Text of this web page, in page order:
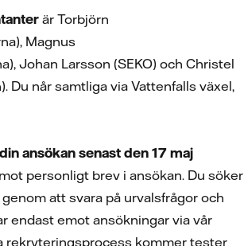
är Torbjörn
Magnus
Johan Larsson (SEKO) och Christel
Du når samtliga via Vattenfalls växel,
ansökan senast den 17 maj
personligt brev i ansökan. Du söker
att svara på urvalsfrågor och
endast emot ansökningar via vår
rekryteringsprocess kommer tester